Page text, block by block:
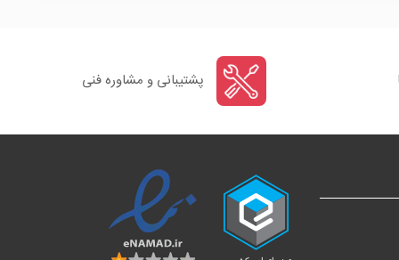
پشتیبانی و مشاوره فنی